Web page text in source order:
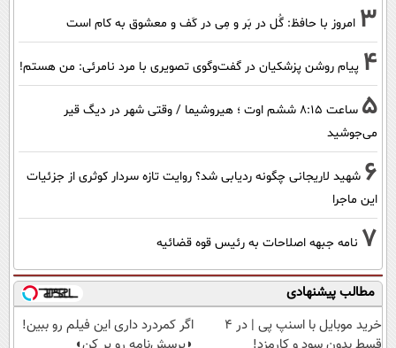
3 امروز با حافظ: گُل در بَر و مِی در کَف و معشوق به کام است
4 پیام روشن پزشکیان در گفت‌و‌گوی تصویری با مرد نامرئی: من هستم!
5
ساعت ۸:۱۵ ششم اوت ؛ هیروشیما / وقتی شهر در دیگ قیر
می‌جوشید
6 شهید لاریجانی چگونه ردیابی شد؟ روایت تازه سردار کوثری از جزئیات
این ماجرا
7 نامه جبهه اصلاحات به رئیس قوه قضائیه
مطالب پیشنهادی
خرید موبایل با اسنپ پی | در ۴
اگر کمردرد داری این فیلم رو ببین!